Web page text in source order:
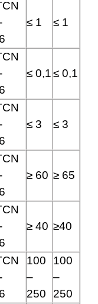
≤ 1 ≤ 1
≤ 0,1≤ 0,1
≤ 3 ≤ 3
≥ 60 ≥ 65
≥ 40 ≥40
100
–
250
100
–
250